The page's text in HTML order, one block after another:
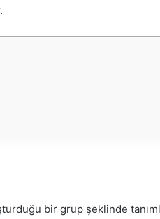
bir grup şeklinde